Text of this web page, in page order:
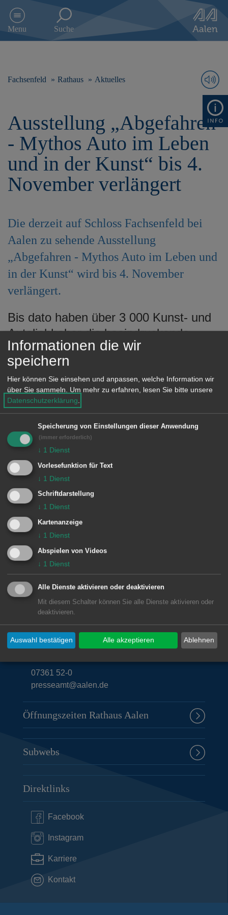
e
h
n
Menu Suche
Fachsenfeld Rathaus Aktuelles
Ausstellung „Abgefahren
- Mythos Auto im Leben
und in der Kunst“ bis 4.
November verlängert
Die derzeit auf Schloss Fachsenfeld bei
Aalen zu sehende Ausstellung
„Abgefahren - Mythos Auto im Leben und
in der Kunst“ wird bis 4. November
verlängert.
Bis dato haben über 3 000 Kunst- und
Autoliebhaber die beeindruckende
Ausstellung gesehen und das Interesse
steigt täglich. Schloss Fachsenfeld
bietet eine Kunstausstellung, die aber
viel mehr ist als nur eine Bilder- und
Skulpturenschau. Denn sie wagt den
Dialog mit Ikonen der „Autokunst“ wie
Andy Warhol, HAP Grieshaber,
Friedensreich Hundertwasser und
Salvador Dalí mit zum Teil einmaligen,
legendären Autos und Rennwagen aus
den letzten 75 Jahren Autogeschichte.
© Stadt Aalen, 08.10.2007
Unsere Anschrift
Marktplatz 30
07361 52-0
presseamt@aalen.de
Öffnungszeiten Rathaus Aalen
Subwebs
Direktlinks
Facebook
Instagram
Karriere
Kontakt
Informationen die wir
speichern
Hier können Sie einsehen und anpassen, welche Information wir
über Sie sammeln.
Um mehr zu erfahren, lesen Sie bitte unsere
Datenschutzerklärung
Speicherung von Einstellungen dieser Anwendung
(immer erforderlich)
↓ 1 Dienst
Vorlesefunktion für Text
↓ 1 Dienst
Schriftdarstellung
↓ 1 Dienst
Kartenanzeige
↓ 1 Dienst
Abspielen von Videos
↓ 1 Dienst
Alle Dienste aktivieren oder deaktivieren
Mit diesem Schalter können Sie alle Dienste aktivieren oder
deaktivieren.
Ablehnen
Auswahl bestätigen Alle akzeptieren